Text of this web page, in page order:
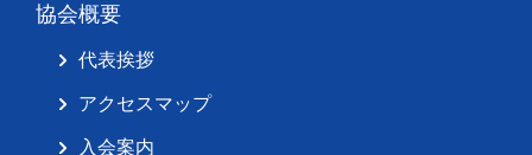
協会概要
代表挨拶
アクセスマップ
入会案内